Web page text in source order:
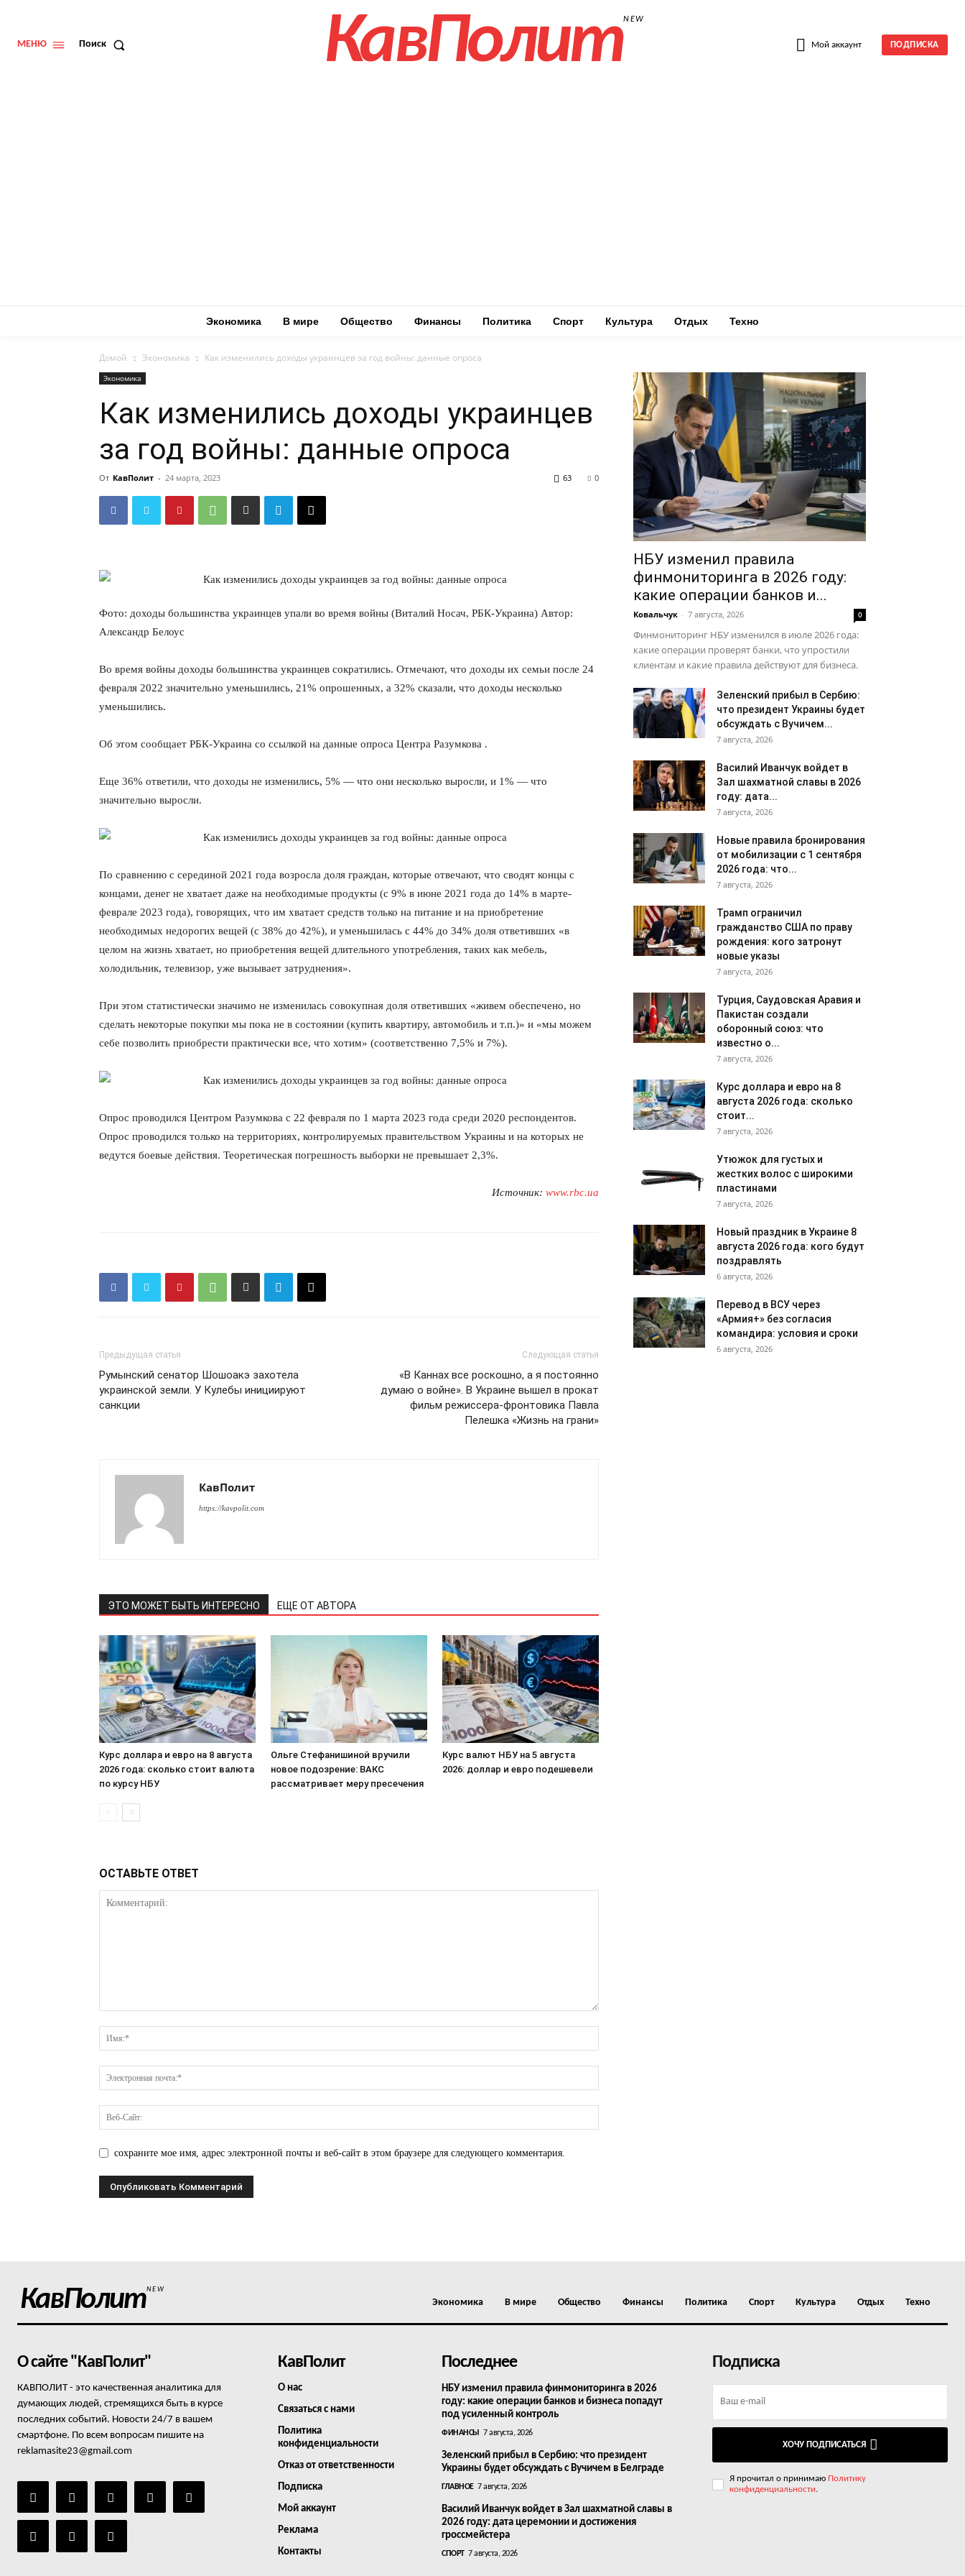
Реклама
Контакты
МЕНЮ Поиск КавПолитNEW
Мой аккаунт ПОДПИСКА
Экономика В мире Общество Финансы Политика Спорт Культура Отдых Техно
Домой Экономика Как изменились доходы украинцев за год войны: данные опроса
Экономика
Как изменились доходы украинцев
за год войны: данные опроса
От КавПолит - 24 марта, 2023 0
63
Фото: доходы большинства украинцев упали во время войны (Виталий Носач, РБК-Украина) Автор:
Александр Белоус
Во время войны доходы большинства украинцев сократились. Отмечают, что доходы их семьи после 24
февраля 2022 значительно уменьшились, 21% опрошенных, а 32% сказали, что доходы несколько
уменьшились.
Об этом сообщает РБК-Украина со ссылкой на данные опроса Центра Разумкова .
Еще 36% ответили, что доходы не изменились, 5% — что они несколько выросли, и 1% — что
значительно выросли.
По сравнению с серединой 2021 года возросла доля граждан, которые отвечают, что сводят концы с
концами, денег не хватает даже на необходимые продукты (с 9% в июне 2021 года до 14% в марте-
феврале 2023 года), говорящих, что им хватает средств только на питание и на приобретение
необходимых недорогих вещей (с 38% до 42%), и уменьшилась с 44% до 34% доля ответивших «в
целом на жизнь хватает, но приобретения вещей длительного употребления, таких как мебель,
холодильник, телевизор, уже вызывает затруднения».
При этом статистически значимо не изменилась совокупная доля ответивших «живем обеспечено, но
сделать некоторые покупки мы пока не в состоянии (купить квартиру, автомобиль и т.п.)» и «мы можем
себе позволить приобрести практически все, что хотим» (соответственно 7,5% и 7%).
Опрос проводился Центром Разумкова с 22 февраля по 1 марта 2023 года среди 2020 респондентов.
Опрос проводился только на территориях, контролируемых правительством Украины и на которых не
ведутся боевые действия. Теоретическая погрешность выборки не превышает 2,3%.
Источник: www.rbc.ua
Предыдущая статья
Румынский сенатор Шошоакэ захотела
украинской земли. У Кулебы инициируют
санкции
Следующая статья
«В Каннах все роскошно, а я постоянно
думаю о войне». В Украине вышел в прокат
фильм режиссера-фронтовика Павла
Пелешка «Жизнь на грани»
КавПолит
https://kavpolit.com
ЭТО МОЖЕТ БЫТЬ ИНТЕРЕСНО ЕЩЕ ОТ АВТОРА
Курс доллара и евро на 8 августа
2026 года: сколько стоит валюта
по курсу НБУ
Ольге Стефанишиной вручили
новое подозрение: ВАКС
рассматривает меру пресечения
Курс валют НБУ на 5 августа
2026: доллар и евро подешевели
ОСТАВЬТЕ ОТВЕТ
сохраните мое имя, адрес электронной почты и веб-сайт в этом браузере для следующего комментария.
НБУ изменил правила
финмониторинга в 2026 году:
какие операции банков и...
Ковальчук - 7 августа, 2026 0
Финмониторинг НБУ изменился в июле 2026 года:
какие операции проверят банки, что упростили
клиентам и какие правила действуют для бизнеса.
Зеленский прибыл в Сербию:
что президент Украины будет
обсуждать с Вучичем...
7 августа, 2026
Василий Иванчук войдет в
Зал шахматной славы в 2026
году: дата...
7 августа, 2026
Новые правила бронирования
от мобилизации с 1 сентября
2026 года: что...
7 августа, 2026
Трамп ограничил
гражданство США по праву
рождения: кого затронут
новые указы
7 августа, 2026
Турция, Саудовская Аравия и
Пакистан создали
оборонный союз: что
известно о...
7 августа, 2026
Курс доллара и евро на 8
августа 2026 года: сколько
стоит...
7 августа, 2026
Утюжок для густых и
жестких волос с широкими
пластинами
7 августа, 2026
Новый праздник в Украине 8
августа 2026 года: кого будут
поздравлять
6 августа, 2026
Перевод в ВСУ через
«Армия+» без согласия
командира: условия и сроки
6 августа, 2026
КавПолитNEW
Экономика В мире Общество Финансы Политика Спорт Культура Отдых Техно
О сайте "КавПолит"
КАВПОЛИТ - это качественная аналитика для
думающих людей, стремящихся быть в курсе
последних событий. Новости 24/7 в вашем
смартфоне. По всем вопросам пишите на
reklamasite23@gmail.com
КавПолит
О нас
Связаться с нами
Политика
конфиденциальности
Отказ от ответственности
Подписка
Мой аккаунт
Реклама
Контакты
Последнее
НБУ изменил правила финмониторинга в 2026
году: какие операции банков и бизнеса попадут
под усиленный контроль
ФИНАНСЫ 7 августа, 2026
Зеленский прибыл в Сербию: что президент
Украины будет обсуждать с Вучичем в Белграде
ГЛАВНОЕ 7 августа, 2026
Василий Иванчук войдет в Зал шахматной славы в
2026 году: дата церемонии и достижения
гроссмейстера
СПОРТ 7 августа, 2026
Подписка
ХОЧУ ПОДПИСАТЬСЯ
Я прочитал о принимаю Политику
конфиденциальности.